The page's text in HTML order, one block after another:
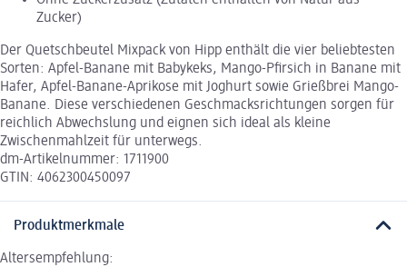
Zucker)
Der Quetschbeutel Mixpack von Hipp enthält die vier beliebtesten
Sorten: Apfel-Banane mit Babykeks, Mango-Pfirsich in Banane mit
Hafer, Apfel-Banane-Aprikose mit Joghurt sowie Grießbrei Mango-
Banane. Diese verschiedenen Geschmacksrichtungen sorgen für
reichlich Abwechslung und eignen sich ideal als kleine
Zwischenmahlzeit für unterwegs.
dm-Artikelnummer: 1711900
GTIN: 4062300450097
Produktmerkmale
Altersempfehlung: